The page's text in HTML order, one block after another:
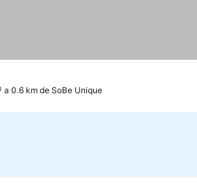
a 0.6 km de SoBe Unique